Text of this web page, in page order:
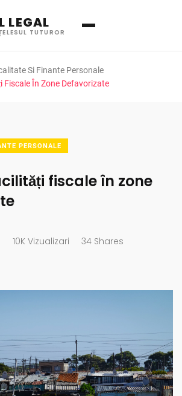
LEGAL
TUTUROR
Si Finante Personale
Fiscale În Zone Defavorizate
PERSONALE
fiscale în zone
10K Vizualizari 34 Shares